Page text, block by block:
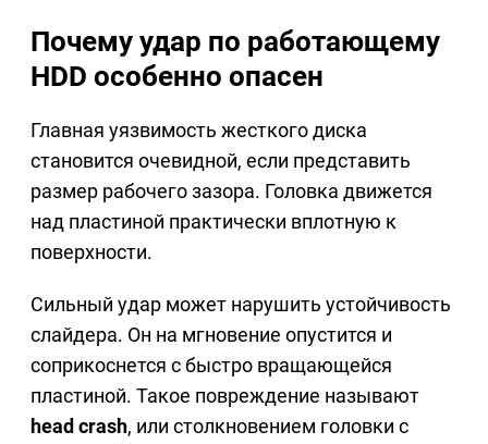
Почему удар по работающему
HDD особенно опасен
Главная уязвимость жесткого диска
становится очевидной, если представить
размер рабочего зазора. Головка движется
над пластиной практически вплотную к
поверхности.
Сильный удар может нарушить устойчивость
слайдера. Он на мгновение опустится и
соприкоснется с быстро вращающейся
пластиной. Такое повреждение называют
head crash, или столкновением головки с